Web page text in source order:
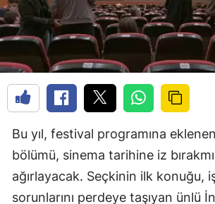
Bu yıl, festival programına eklenen
bölümü, sinema tarihine iz
ağırlayacak. Seçkinin ilk konuğu,
sorunlarını perdeye taşıyan ünlü